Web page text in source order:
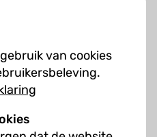
van cookies